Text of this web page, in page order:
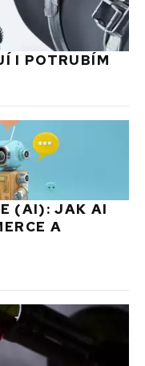
I POTRUBÍM
(AI): JAK AI
A